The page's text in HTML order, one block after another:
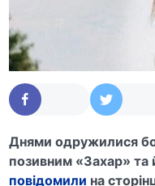
Днями одружилися
позивним «Захар» та
повідомили на